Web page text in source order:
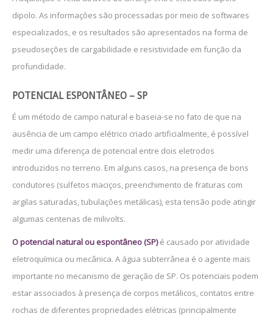
dipolo. As informações são processadas por meio de softwares
especializados, e os resultados são apresentados na forma de
pseudoseções de cargabilidade e resistividade em função da
profundidade.
POTENCIAL ESPONTÂNEO – SP
É um método de campo natural e baseia-se no fato de que na
ausência de um campo elétrico criado artificialmente, é possível
medir uma diferença de potencial entre dois eletrodos
introduzidos no terreno. Em alguns casos, na presença de bons
condutores (sulfetos maciços, preenchimento de fraturas com
argilas saturadas, tubulações metálicas), esta tensão pode atingir
algumas centenas de milivolts.
O potencial natural ou espontâneo (SP)é causado por atividade
eletroquímica ou mecânica. A água subterrânea é o agente mais
importante no mecanismo de geração de SP. Os potenciais podem
estar associados à presença de corpos metálicos, contatos entre
rochas de diferentes propriedades elétricas (principalmente